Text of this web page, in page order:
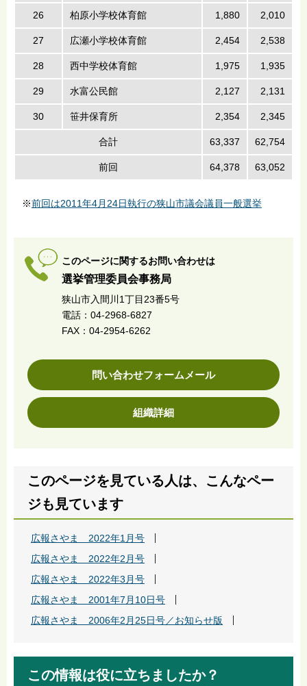
26 柏原小学校体育館 1,880 2,010
27 広瀬小学校体育館 2,454 2,538
28 西中学校体育館 1,975 1,935
29 水富公民館 2,127 2,131
30 笹井保育所 2,354 2,345
合計 63,337 62,754
前回 64,378 63,052
※前回は2011年4月24日執行の狭山市議会議員一般選挙
このページに関するお問い合わせは
選挙管理委員会事務局
狭山市入間川1丁目23番5号
電話：04-2968-6827
FAX：04-2954-6262
問い合わせフォームメール
組織詳細
このページを見ている人は、こんなペー
ジも見ています
広報さやま 2022年1月号
広報さやま 2022年2月号
広報さやま 2022年3月号
広報さやま 2001年7月10日号
広報さやま 2006年2月25日号／お知らせ版
この情報は役に立ちましたか？